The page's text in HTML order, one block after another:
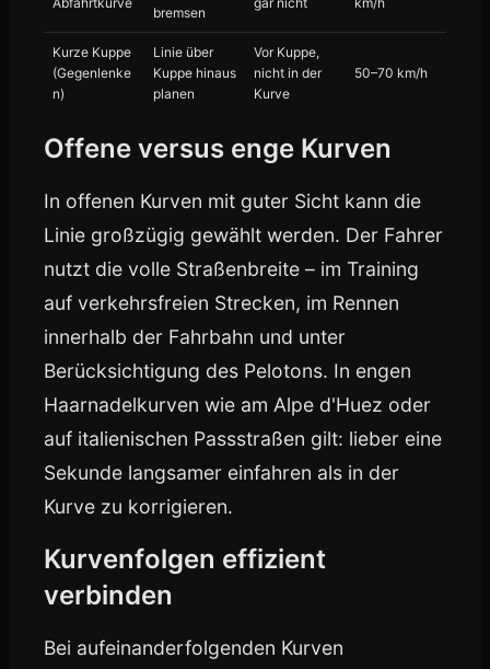
bremsen
Kurze Kuppe
(Gegenlenke
n)
Linie über
Kuppe hinaus
planen
Vor Kuppe,
nicht in der
Kurve
50–70 km/h
Offene versus enge Kurven
In offenen Kurven mit guter Sicht kann die
Linie großzügig gewählt werden. Der Fahrer
nutzt die volle Straßenbreite – im Training
auf verkehrsfreien Strecken, im Rennen
innerhalb der Fahrbahn und unter
Berücksichtigung des Pelotons. In engen
Haarnadelkurven wie am Alpe d'Huez oder
auf italienischen Passstraßen gilt: lieber eine
Sekunde langsamer einfahren als in der
Kurve zu korrigieren.
Kurvenfolgen effizient
verbinden
Bei aufeinanderfolgenden Kurven